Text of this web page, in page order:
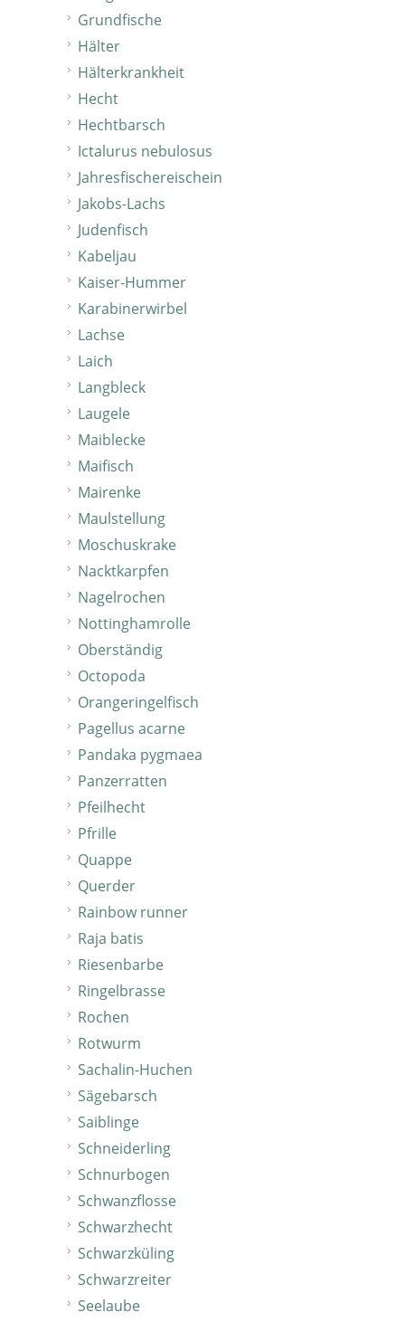
Grundfische
Hälter
Hälterkrankheit
Hecht
Hechtbarsch
Ictalurus nebulosus
Jahresfischereischein
Jakobs-Lachs
Judenfisch
Kabeljau
Kaiser-Hummer
Karabinerwirbel
Lachse
Laich
Langbleck
Laugele
Maiblecke
Maifisch
Mairenke
Maulstellung
Moschuskrake
Nacktkarpfen
Nagelrochen
Nottinghamrolle
Oberständig
Octopoda
Orangeringelfisch
Pagellus acarne
Pandaka pygmaea
Panzerratten
Pfeilhecht
Pfrille
Quappe
Querder
Rainbow runner
Raja batis
Riesenbarbe
Ringelbrasse
Rochen
Rotwurm
Sachalin-Huchen
Sägebarsch
Saiblinge
Schneiderling
Schnurbogen
Schwanzflosse
Schwarzhecht
Schwarzküling
Schwarzreiter
Seelaube